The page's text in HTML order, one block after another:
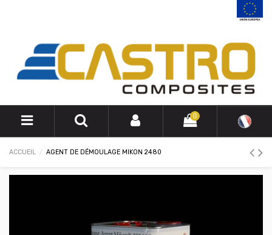
0
ACCUEIL AGENT DE DÉMOULAGE MIKON 2480